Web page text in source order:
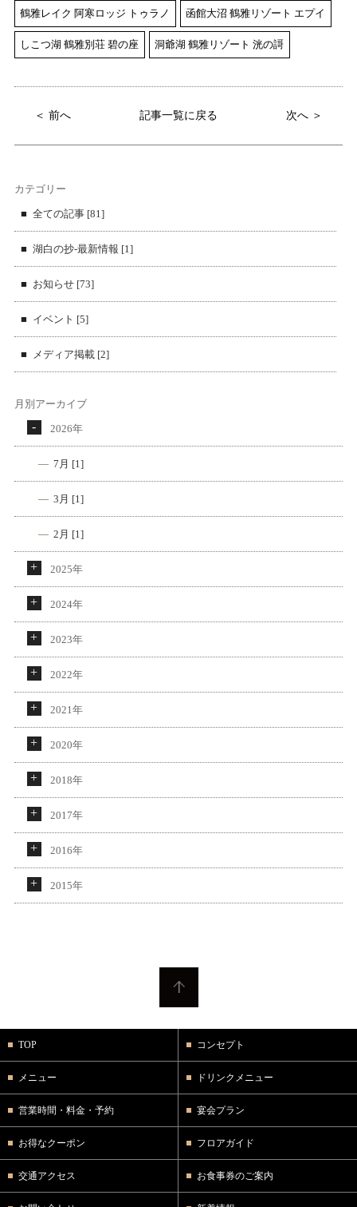
鶴雅レイク 阿寒ロッジ トゥラノ 函館大沼 鶴雅リゾート エプイ
しこつ湖 鶴雅別荘 碧の座 洞爺湖 鶴雅リゾート 洸の謌
＜ 前へ 記事一覧に戻る 次へ ＞
カテゴリー
全ての記事 [81]
湖白の抄‐最新情報 [1]
お知らせ [73]
イベント [5]
メディア掲載 [2]
月別アーカイブ
2026年
7月 [1]
3月 [1]
2月 [1]
2025年
2024年
2023年
2022年
2021年
2020年
2018年
2017年
2016年
2015年
TOP コンセプト
メニュー ドリンクメニュー
営業時間・料金・予約 宴会プラン
お得なクーポン フロアガイド
交通アクセス お食事券のご案内